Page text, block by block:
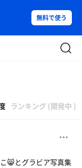
無料で使う
ランキング (開発中 )
😸とグラビア写真集